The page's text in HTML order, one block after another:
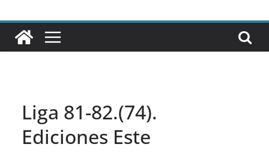
Liga 81-82.(74).
Ediciones Este